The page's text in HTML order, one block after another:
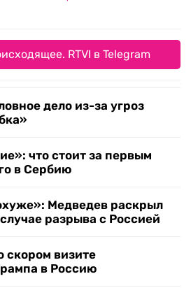
RTVI в Telegram
дело из-за угроз
что стоит за первым
в Сербию
Медведев раскрыл
разрыва с Россией
скором визите
в Россию